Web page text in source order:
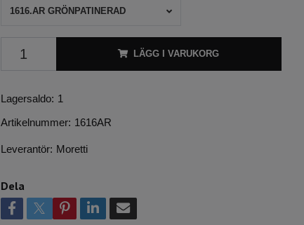
1616.AR GRÖNPATINERAD
LÄGG I VARUKORG
Lagersaldo: 1
Artikelnummer: 1616AR
Leverantör: Moretti
Dela